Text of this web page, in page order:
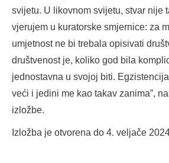
svijetu. U likovnom svijetu, stvar nije
vjerujem u kuratorske smjernice: za
umjetnost ne bi trebala opisivati
društvenost je, koliko god bila
jednostavna u svojoj biti.
veći i jedini me kao takav zanima”,
izložbe.
Izložba je otvorena do 4. veljače